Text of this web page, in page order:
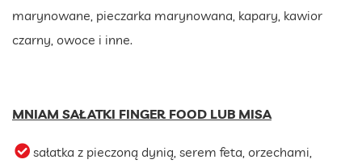
marynowane, pieczarka marynowana, kapary, kawior
czarny, owoce i inne.
MNIAM SAŁATKI FINGER FOOD LUB MISA
sałatka z pieczoną dynią, serem feta, orzechami,